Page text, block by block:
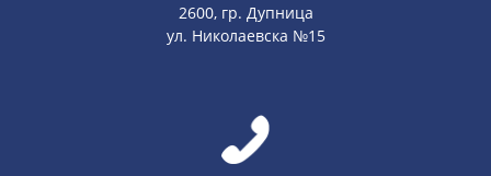
2600, гр. Дупница
ул. Николаевска №15